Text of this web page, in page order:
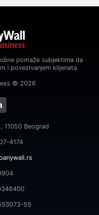
pomaže subjektima da
i povezivanjem klijenata.
© 2026
11050 Beograd
4174
55